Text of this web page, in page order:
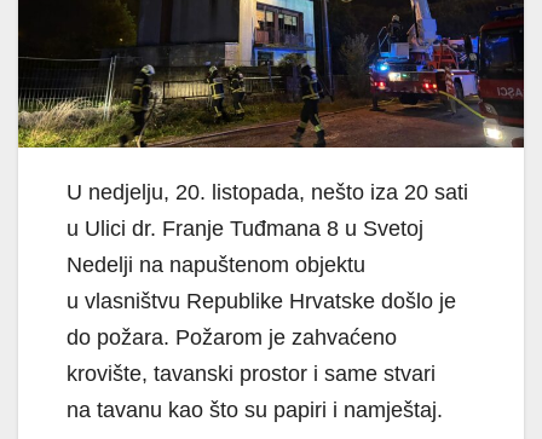
U nedjelju, 20. listopada, nešto iza 20 sati
u Ulici dr. Franje Tuđmana 8 u Svetoj
Nedelji na napuštenom objektu
u vlasništvu Republike Hrvatske došlo je
do požara. Požarom je zahvaćeno
krovište, tavanski prostor i same stvari
na tavanu kao što su papiri i namještaj.